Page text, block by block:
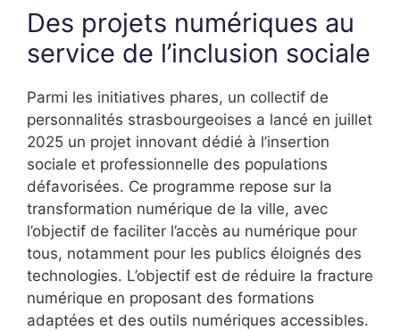
Des projets numériques au
service de l’inclusion sociale
Parmi les initiatives phares, un collectif de
personnalités strasbourgeoises a lancé en juillet
2025 un projet innovant dédié à l’insertion
sociale et professionnelle des populations
défavorisées. Ce programme repose sur la
transformation numérique de la ville, avec
l’objectif de faciliter l’accès au numérique pour
tous, notamment pour les publics éloignés des
technologies. L’objectif est de réduire la fracture
numérique en proposant des formations
adaptées et des outils numériques accessibles.